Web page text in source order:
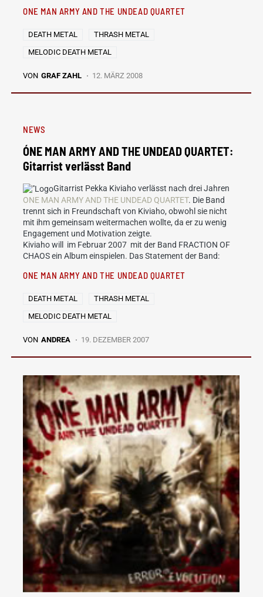
ONE MAN ARMY AND THE UNDEAD QUARTET
DEATH METAL
THRASH METAL
MELODIC DEATH METAL
VON GRAF ZAHL 12. MÄRZ 2008
NEWS
ÓNE MAN ARMY AND THE UNDEAD QUARTET:
Gitarrist verlässt Band
Gitarrist Pekka Kiviaho verlässt nach drei Jahren
ONE MAN ARMY AND THE UNDEAD QUARTET. Die Band
trennt sich in Freundschaft von Kiviaho, obwohl sie nicht
mit ihm gemeinsam weitermachen wollte, da er zu wenig
Engagement und Motivation zeigte.
Kiviaho will im Februar 2007 mit der Band FRACTION OF
CHAOS ein Album einspielen. Das Statement der Band:
ONE MAN ARMY AND THE UNDEAD QUARTET
DEATH METAL
THRASH METAL
MELODIC DEATH METAL
VON ANDREA 19. DEZEMBER 2007